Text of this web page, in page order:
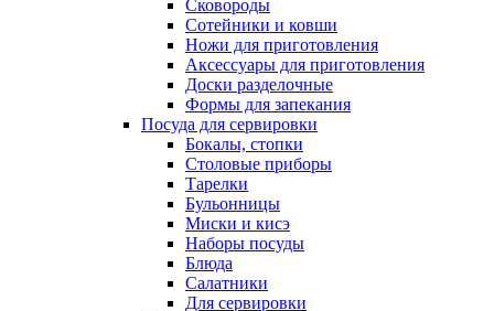
Сковороды
Сотейники и ковши
Ножи для приготовления
Аксессуары для приготовления
Доски разделочные
Формы для запекания
Посуда для сервировки
Бокалы, стопки
Столовые приборы
Тарелки
Бульонницы
Миски и кисэ
Наборы посуды
Блюда
Салатники
Для сервировки